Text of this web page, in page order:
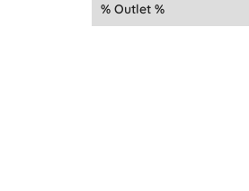
Outlet